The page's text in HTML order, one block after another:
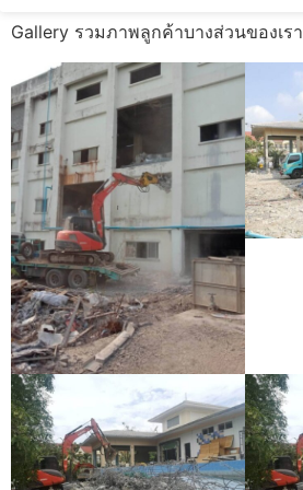
Gallery รวมภาพลูกค้าบางส่วนของเรา